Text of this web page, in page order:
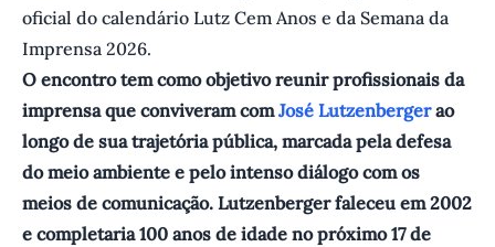
oficial do calendário Lutz Cem Anos e da Semana da
Imprensa 2026.
O encontro tem como objetivo reunir profissionais da
imprensa que conviveram comJosé Lutzenbergerao
longo de sua trajetória pública, marcada pela defesa
do meio ambiente e pelo intenso diálogo com os
meios de comunicação. Lutzenberger faleceu em 2002
e completaria 100 anos de idade no próximo 17 de